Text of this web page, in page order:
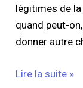
légitimes de la
quand peut-
donner autre
Lire la suite »